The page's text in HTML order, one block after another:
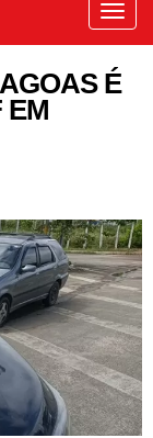
É
EM